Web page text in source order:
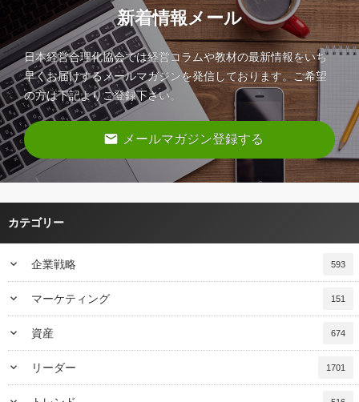
新着情報メール
日本経営合理化協会では経営コラムや教材の最新情報をいち
早くお届けするメールマガジンを発信しております。ご希望
の方は下記よりご登録下さい。
email メールマガジン登録する
カテゴリー
keyboard_arrow_down 企業戦略 593
keyboard_arrow_down マーケティング 151
keyboard_arrow_down 資産 674
keyboard_arrow_down リーダー 1701